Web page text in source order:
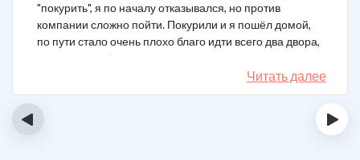
"покурить", я по началу отказывался, но против
компании сложно пойти. Покурили и я пошёл домой,
по пути стало очень плохо благо идти всего два двора,
чувствовал что точно, что-то не так. Спасибо большое,
что быстро приехали, поставили капельницу и уже
меня начало отпускать. После оказалось, что товарищ
Читать далее
‹ ›